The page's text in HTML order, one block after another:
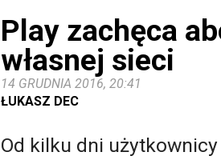
Play zachęca
własnej sieci
14 GRUDNIA 2016, 20:41
ŁUKASZ DEC
Od kilku dni